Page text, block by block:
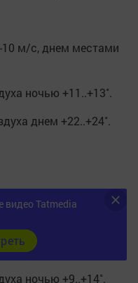
м/с, днем местами
ночью +11..+13˚.
днем +22..+24˚.
м/с, днем местами
ночью +9..+14˚.
видео Tatmedia